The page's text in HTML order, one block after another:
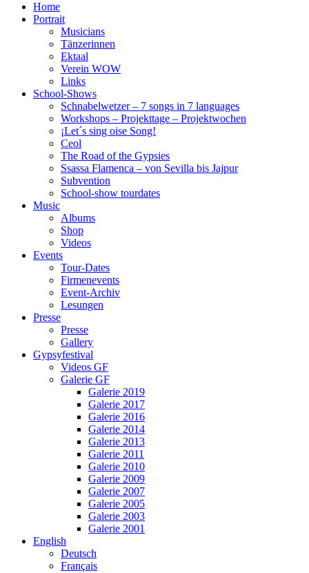
Home
Portrait
Musicians
Tänzerinnen
Ektaal
Verein WOW
Links
School-Shows
Schnabelwetzer – 7 songs in 7 languages
Workshops – Projekttage – Projektwochen
¡Let´s sing oise Song!
Ceol
The Road of the Gypsies
Ssassa Flamenca – von Sevilla bis Jajpur
Subvention
School-show tourdates
Music
Albums
Shop
Videos
Events
Tour-Dates
Firmenevents
Event-Archiv
Lesungen
Presse
Presse
Gallery
Gypsyfestival
Videos GF
Galerie GF
Galerie 2019
Galerie 2017
Galerie 2016
Galerie 2014
Galerie 2013
Galerie 2011
Galerie 2010
Galerie 2009
Galerie 2007
Galerie 2005
Galerie 2003
Galerie 2001
English
Deutsch
Français